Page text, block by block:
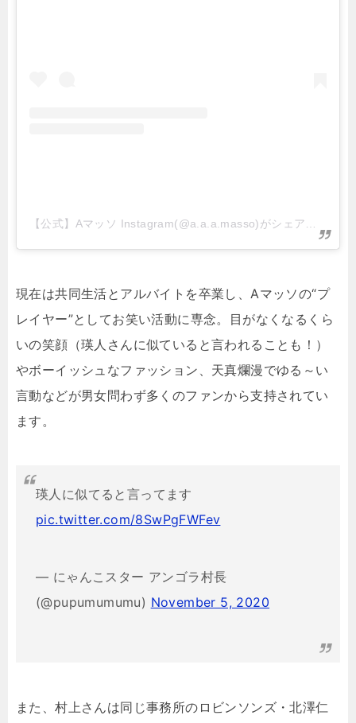
現在は共同生活とアルバイトを卒業し、Aマッソの“プ
レイヤー”としてお笑い活動に専念。目がなくなるくら
いの笑顔（瑛人さんに似ていると言われることも！）
やボーイッシュなファッション、天真爛漫でゆる～い
言動などが男女問わず多くのファンから支持されてい
ます。
瑛人に似てると言ってます
pic.twitter.com/8SwPgFWFev
— にゃんこスター アンゴラ村長
(@pupumumumu) November 5, 2020
また、村上さんは同じ事務所のロビンソンズ・北澤仁